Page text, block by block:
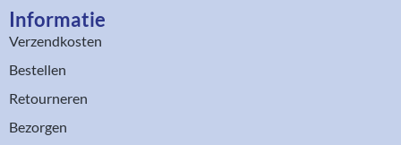
Informatie
Verzendkosten
Bestellen
Retourneren
Bezorgen